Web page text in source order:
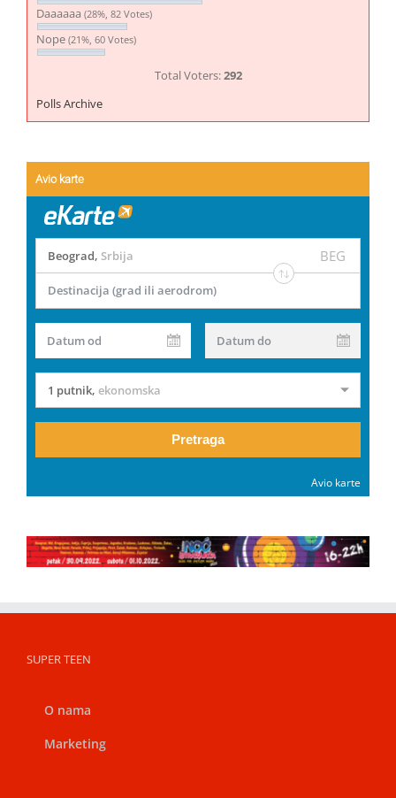
Daaaaaa (28%, 82 Votes)
Nope (21%, 60 Votes)
Total Voters:292
Polls Archive
Avio karte
Beograd, Srbija BEG
Destinacija (grad ili aerodrom)
Datum od Datum do
1 putnik, ekonomska
Pretraga
Avio karte
SUPER TEEN
O nama
Marketing